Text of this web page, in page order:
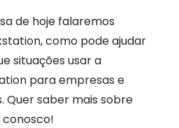
de hoje falaremos
como pode ajudar
situações usar a
para empresas e
Quer saber mais sobre